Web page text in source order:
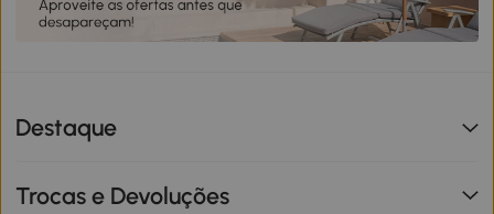
Destaque
Trocas e Devoluções